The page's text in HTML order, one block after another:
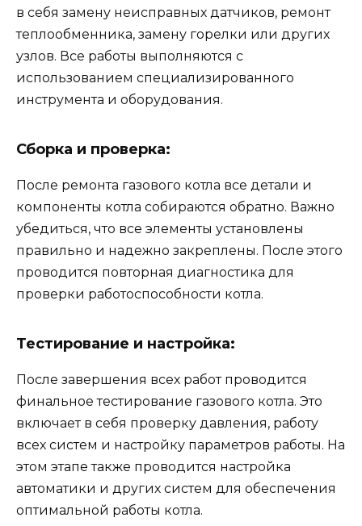
в себя замену неисправных датчиков, ремонт
теплообменника, замену горелки или других
узлов. Все работы выполняются с
использованием специализированного
инструмента и оборудования.
Сборка и проверка:
После ремонта газового котла все детали и
компоненты котла собираются обратно. Важно
убедиться, что все элементы установлены
правильно и надежно закреплены. После этого
проводится повторная диагностика для
проверки работоспособности котла.
Тестирование и настройка:
После завершения всех работ проводится
финальное тестирование газового котла. Это
включает в себя проверку давления, работу
всех систем и настройку параметров работы. На
этом этапе также проводится настройка
автоматики и других систем для обеспечения
оптимальной работы котла.